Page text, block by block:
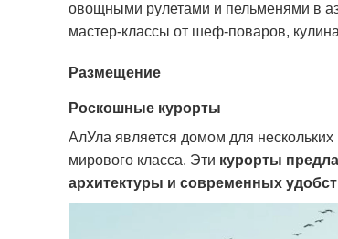
овощными рулетами и пельменями в
мастер-классы от шеф-поваров,
Размещение
Роскошные курорты
АлУла является домом для
мирового класса. Эти курорты
архитектуры и современных